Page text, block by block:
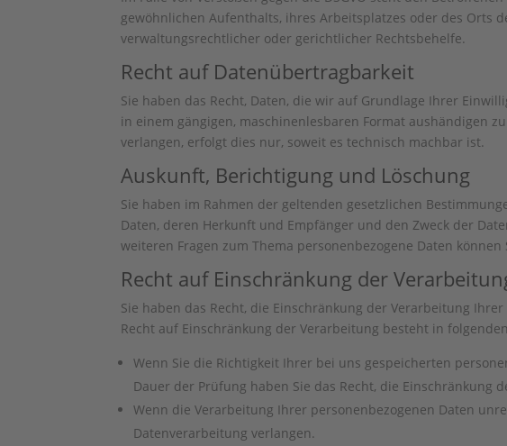
gewöhnlichen Aufenthalts, ihres Arbeitsplatzes oder des Orts
verwaltungsrechtlicher oder gerichtlicher Rechtsbehelfe.
Recht auf Daten­übertrag­barkeit
Sie haben das Recht, Daten, die wir auf Grundlage Ihrer
in einem gängigen, maschinenlesbaren Format aushändigen
verlangen, erfolgt dies nur, soweit es technisch machbar ist.
Auskunft, Berichtigung und Löschung
Sie haben im Rahmen der geltenden gesetzlichen
Daten, deren Herkunft und Empfänger und den Zweck der
weiteren Fragen zum Thema personenbezogene Daten
Recht auf Einschränkung der
Sie haben das Recht, die Einschränkung der Verarbeitung
Recht auf Einschränkung der Verarbeitung besteht in
Wenn Sie die Richtigkeit Ihrer bei uns gespeicherten
Dauer der Prüfung haben Sie das Recht, die Einschränkung
Wenn die Verarbeitung Ihrer personenbezogenen Daten
Datenverarbeitung verlangen.